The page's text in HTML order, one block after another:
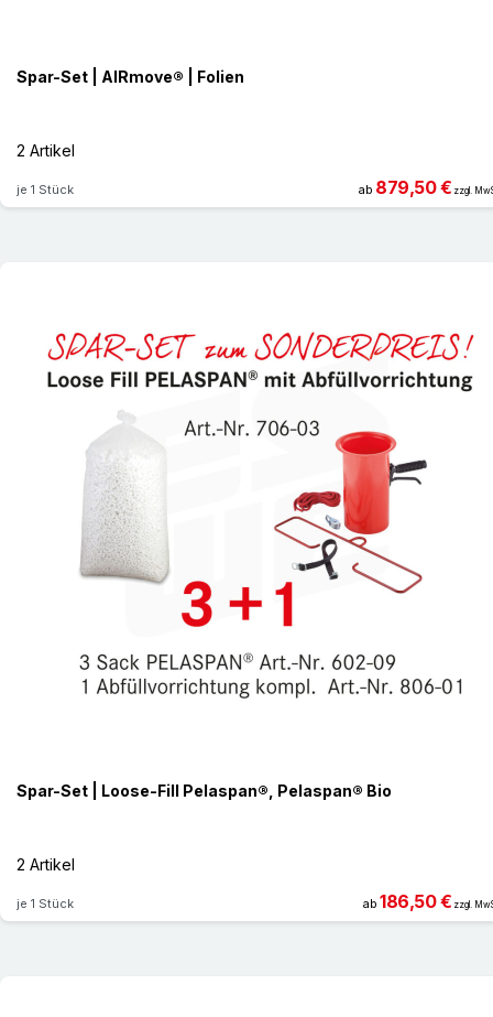
Spar-Set | AIRmove® | Folien
2 Artikel
je 1 Stück ab 879,50 € zzgl.
Spar-Set | Loose-Fill Pelaspan®, Pelaspan® Bio
2 Artikel
je 1 Stück ab 186,50 € zzgl.